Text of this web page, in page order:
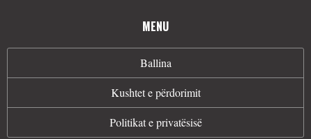
MENU
Ballina
Kushtet e përdorimit
Politikat e privatësisë